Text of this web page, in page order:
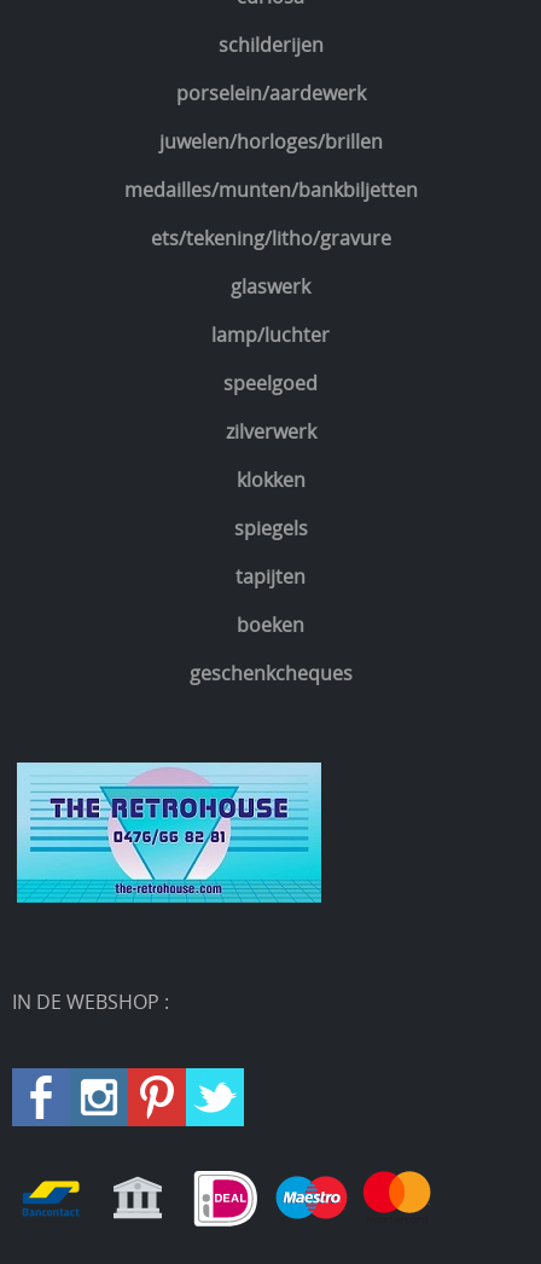
schilderijen
porselein/aardewerk
juwelen/horloges/brillen
medailles/munten/bankbiljetten
ets/tekening/litho/gravure
glaswerk
lamp/luchter
speelgoed
zilverwerk
klokken
spiegels
tapijten
boeken
geschenkcheques
IN DE WEBSHOP :